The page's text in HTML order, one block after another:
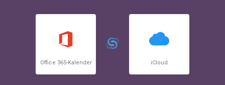
Office 365-Kalender iCloud